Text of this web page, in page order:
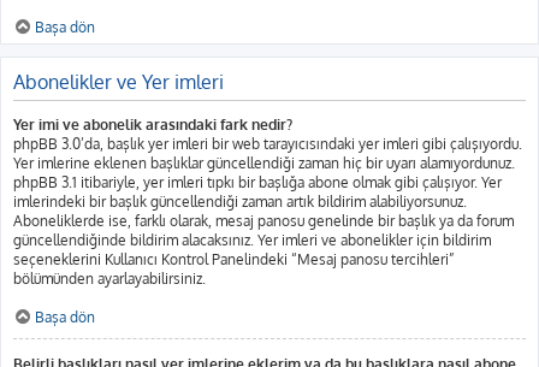
Başa dön
Abonelikler ve Yer imleri
Yer imi ve abonelik arasındaki fark nedir?
phpBB 3.0’da, başlık yer imleri bir web tarayıcısındaki yer imleri gibi çalışıyordu.
Yer imlerine eklenen başlıklar güncellendiği zaman hiç bir uyarı alamıyordunuz.
phpBB 3.1 itibariyle, yer imleri tıpkı bir başlığa abone olmak gibi çalışıyor. Yer
imlerindeki bir başlık güncellendiği zaman artık bildirim alabiliyorsunuz.
Aboneliklerde ise, farklı olarak, mesaj panosu genelinde bir başlık ya da forum
güncellendiğinde bildirim alacaksınız. Yer imleri ve abonelikler için bildirim
seçeneklerini Kullanıcı Kontrol Panelindeki “Mesaj panosu tercihleri”
bölümünden ayarlayabilirsiniz.
Başa dön